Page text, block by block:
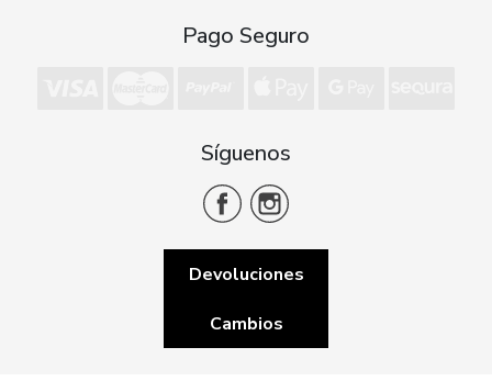
Pago Seguro
Síguenos
Devoluciones
Cambios